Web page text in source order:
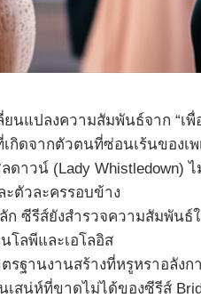
นแปลงความสัมพันธ์จาก “เพื่
ดจากตัวตนที่ซ่อนเร้นของเพ
ลดาวน์ (Lady
ตัวละครรอบข้าง
ก ซีรีส์ยังสำรวจความสัมพัน
โลพีและเอโลอิส
ฐานงานสร้างที่หรูหราอลัง
เสน่ห์ที่ขาดไม่ได้ของซีรีส์